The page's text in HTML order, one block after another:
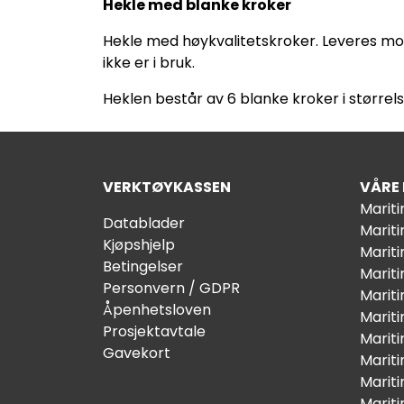
Hekle med blanke kroker
Hekle med høykvalitetskroker. Leveres
ikke er i bruk.
Heklen består av 6 blanke kroker i
VERKTØYKASSEN
Datablader
Kjøpshjelp
Betingelser
Personvern / GDPR
Åpenhetsloven
Prosjektavtale
Gavekort
VÅRE